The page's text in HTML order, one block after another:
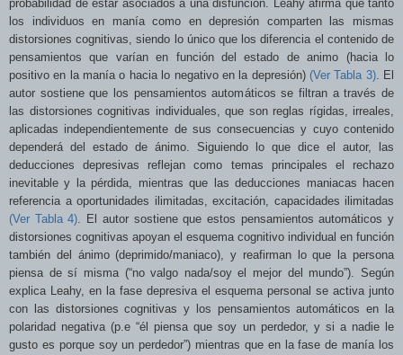
probabilidad de estar asociados a una disfunción. Leahy afirma que tanto
los individuos en manía como en depresión comparten las mismas
distorsiones cognitivas, siendo lo único que los diferencia el contenido de
pensamientos que varían en función del estado de animo (hacia lo
positivo en la manía o hacia lo negativo en la depresión) (Ver Tabla 3). El
autor sostiene que los pensamientos automáticos se filtran a través de
las distorsiones cognitivas individuales, que son reglas rígidas, irreales,
aplicadas independientemente de sus consecuencias y cuyo contenido
dependerá del estado de ánimo. Siguiendo lo que dice el autor, las
deducciones depresivas reflejan como temas principales el rechazo
inevitable y la pérdida, mientras que las deducciones maniacas hacen
referencia a oportunidades ilimitadas, excitación, capacidades ilimitadas
(Ver Tabla 4). El autor sostiene que estos pensamientos automáticos y
distorsiones cognitivas apoyan el esquema cognitivo individual en función
también del ánimo (deprimido/maniaco), y reafirman lo que la persona
piensa de sí misma (“no valgo nada/soy el mejor del mundo”). Según
explica Leahy, en la fase depresiva el esquema personal se activa junto
con las distorsiones cognitivas y los pensamientos automáticos en la
polaridad negativa (p.e “él piensa que soy un perdedor, y si a nadie
le
gusto es porque soy un perdedor”) mientras que en la fase de manía los